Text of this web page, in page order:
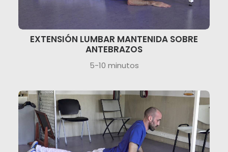
EXTENSIÓN LUMBAR MANTENIDA SOBRE
ANTEBRAZOS
5-10 minutos